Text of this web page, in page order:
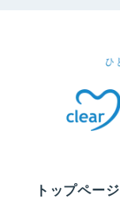
トップページ